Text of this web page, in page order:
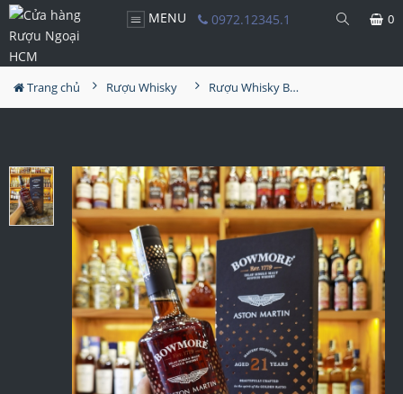
MENU 0972.12345.1 0
Trang chủ Rượu Whisky Rượu Whisky Bowmore 21YO Aston Martin Edition 1